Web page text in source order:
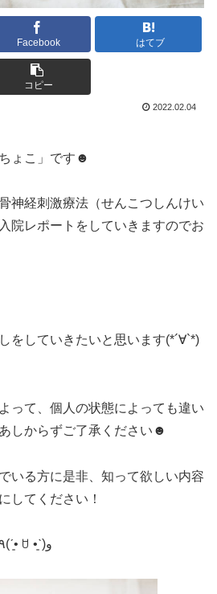
Facebook はてブ
コピー
2022.02.04
ょこ」です ☻
神経刺激療法（せんこつしんけい
院レポートをしていきますのでお
をしていきたいと思います(*´∀`*)
って、個人の状態によっても違い
しからずご了承ください ☻
いる方に是非、知って欲しい内容
してください！
(ˊ•͈ ꇴ •͈ˋ)و